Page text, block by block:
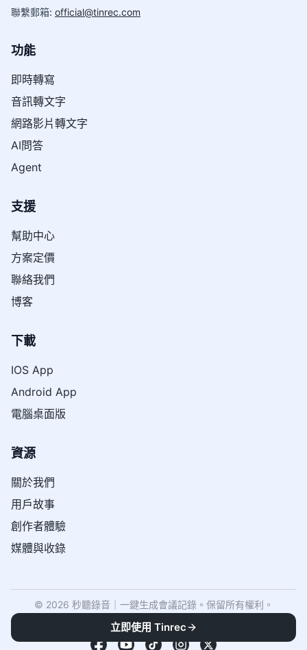
聯繫郵箱: official@tinrec.com
功能
即時轉寫
音訊轉文字
網路影片轉文字
AI問答
Agent
支援
幫助中心
方案定價
聯絡我們
博客
下載
IOS App
Android App
電腦桌面版
資源
關於我們
用戶故事
創作者體驗
媒體與收錄
© 2026 秒聽錄音｜一鍵生成會議記錄。保留所有權利。
立即使用 Tinrec